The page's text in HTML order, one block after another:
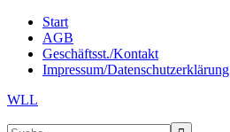
Start
AGB
Geschäftsst./Kontakt
Impressum/Datenschutzerklärung
WLL